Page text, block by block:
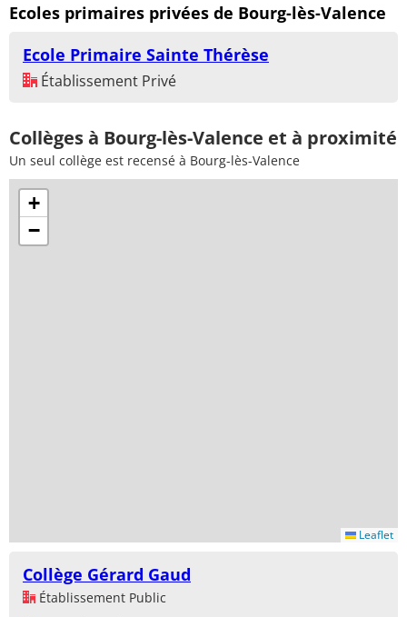
Ecoles primaires privées de Bourg-lès-Valence
Ecole Primaire Sainte Thérèse
Établissement Privé
Collèges à Bourg-lès-Valence et à proximité
Un seul collège est recensé à Bourg-lès-Valence
+
−
Leaflet
Collège Gérard Gaud
Établissement Public